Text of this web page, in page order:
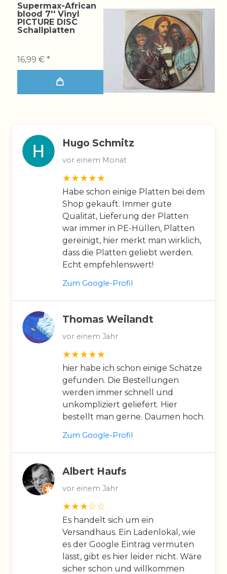
Supermax-African
blood 7'' Vinyl
PICTURE DISC
Schallplatten
16,99 € *
Hugo Schmitz
vor einem Monat
Habe schon einige Platten bei dem
Shop gekauft. Immer gute
Qualität, Lieferung der Platten
war immer in PE-Hüllen, Platten
gereinigt, hier merkt man wirklich,
dass die Platten geliebt werden.
Echt empfehlenswert!
Zum Google-Profil
Thomas Weilandt
vor einem Jahr
hier habe ich schon einige Schätze
gefunden. Die Bestellungen
werden immer schnell und
unkompliziert geliefert. Hier
bestellt man gerne. Daumen hoch.
Zum Google-Profil
Albert Haufs
vor einem Jahr
Es handelt sich um ein
Versandhaus. Ein Ladenlokal, wie
es der Google Eintrag vermuten
lässt, gibt es hier leider nicht. Wäre
sicher schon und willkommen